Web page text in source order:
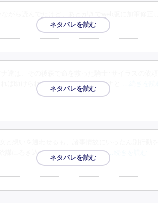
ば助けられなかったかと…。セツナと
謀に巻き込まれることに。さらに …続きを読む